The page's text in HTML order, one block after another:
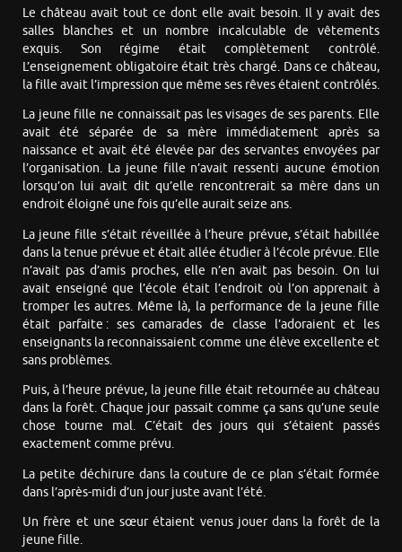
Le château avait tout ce dont elle avait besoin. Il y avait des
salles blanches et un nombre incalculable de vêtements
exquis. Son régime était complètement contrôlé.
L’enseignement obligatoire était très chargé. Dans ce château,
la fille avait l’impression que même ses rêves étaient contrôlés.
La jeune fille ne connaissait pas les visages de ses parents. Elle
avait été séparée de sa mère immédiatement après sa
naissance et avait été élevée par des servantes envoyées par
l’organisation. La jeune fille n’avait ressenti aucune émotion
lorsqu’on lui avait dit qu’elle rencontrerait sa mère dans un
endroit éloigné une fois qu’elle aurait seize ans.
La jeune fille s’était réveillée à l’heure prévue, s’était habillée
dans la tenue prévue et était allée étudier à l’école prévue. Elle
n’avait pas d’amis proches, elle n’en avait pas besoin. On lui
avait enseigné que l’école était l’endroit où l’on apprenait à
tromper les autres. Même là, la performance de la jeune fille
était parfaite : ses camarades de classe l’adoraient et les
enseignants la reconnaissaient comme une élève excellente et
sans problèmes.
Puis, à l’heure prévue, la jeune fille était retournée au château
dans la forêt. Chaque jour passait comme ça sans qu’une seule
chose tourne mal. C’était des jours qui s’étaient passés
exactement comme prévu.
La petite déchirure dans la couture de ce plan s’était formée
dans l’après-midi d’un jour juste avant l’été.
Un frère et une sœur étaient venus jouer dans la forêt de la
jeune fille.